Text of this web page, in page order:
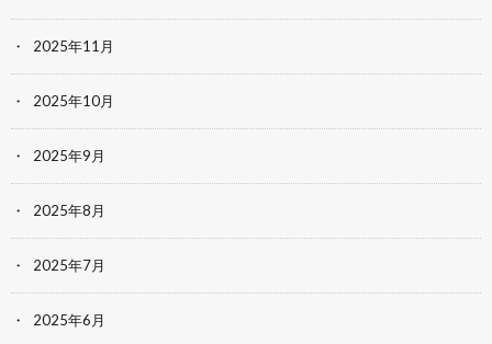
2025年11月
2025年10月
2025年9月
2025年8月
2025年7月
2025年6月